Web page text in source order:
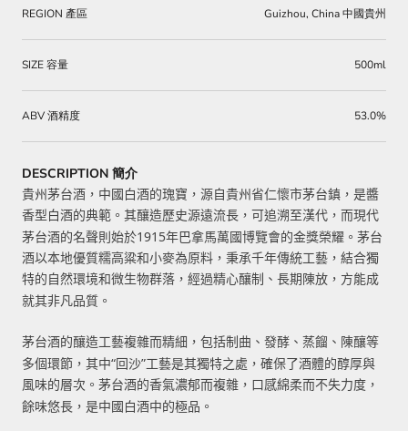
REGION 產區 Guizhou, China 中國貴州
SIZE 容量 500ml
ABV 酒精度 53.0%
DESCRIPTION 簡介
貴州茅台酒，中國白酒的瑰寶，源自貴州省仁懷市茅台鎮，是醬
香型白酒的典範。其釀造歷史源遠流長，可追溯至漢代，而現代
茅台酒的名聲則始於1915年巴拿馬萬國博覽會的金獎榮耀。茅台
酒以本地優質糯高粱和小麥為原料，秉承千年傳統工藝，結合獨
特的自然環境和微生物群落，經過精心釀制、長期陳放，方能成
就其非凡品質。
茅台酒的釀造工藝複雜而精細，包括制曲、發酵、蒸餾、陳釀等
多個環節，其中“回沙”工藝是其獨特之處，確保了酒體的醇厚與
風味的層次。茅台酒的香氣濃郁而複雜，口感綿柔而不失力度，
餘味悠長，是中國白酒中的極品。